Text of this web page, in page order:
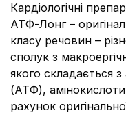
Кардіологічні
АТФ-Лонг –
класу речовин –
сполук з
якого складається
(АТФ), амінокислоти
рахунок